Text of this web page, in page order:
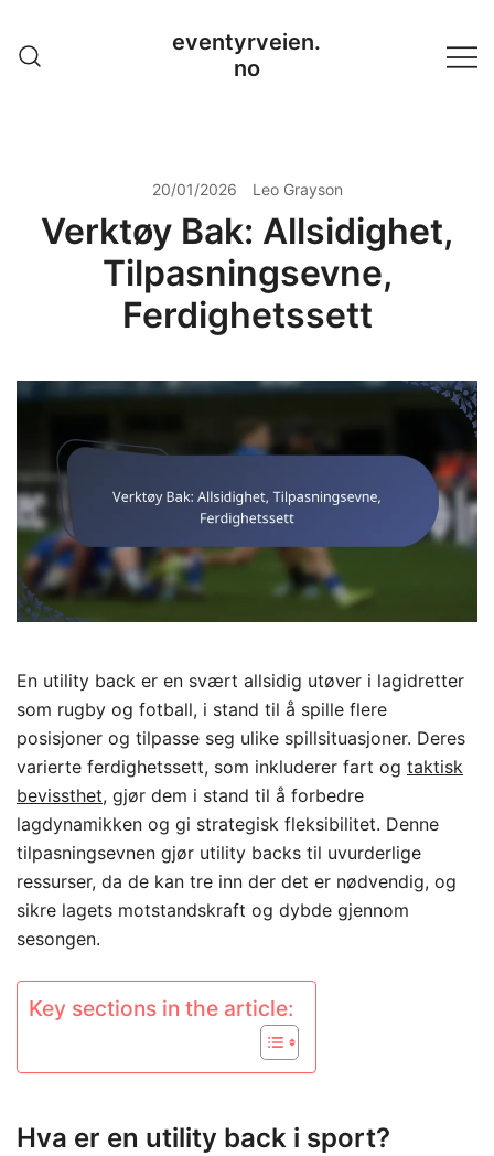
content
eventyrveien.
no
20/01/2026 Leo Grayson
Verktøy Bak: Allsidighet,
Tilpasningsevne,
Ferdighetssett
En utility back er en svært allsidig utøver i lagidretter
som rugby og fotball, i stand til å spille flere
posisjoner og tilpasse seg ulike spillsituasjoner. Deres
varierte ferdighetssett, som inkluderer fart og taktisk
bevissthet, gjør dem i stand til å forbedre
lagdynamikken og gi strategisk fleksibilitet. Denne
tilpasningsevnen gjør utility backs til uvurderlige
ressurser, da de kan tre inn der det er nødvendig, og
sikre lagets motstandskraft og dybde gjennom
sesongen.
Key sections in the article:
Hva er en utility back i sport?